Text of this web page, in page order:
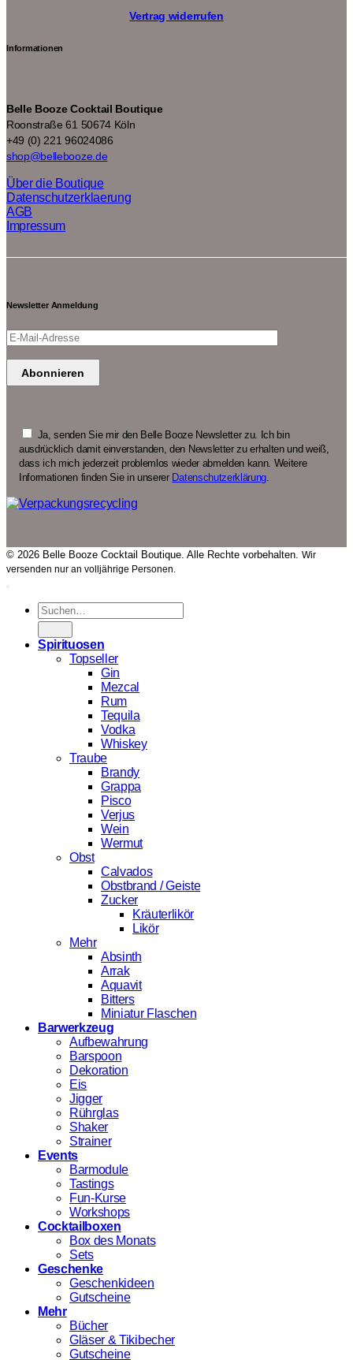
Vertrag widerrufen
Informationen
Belle Booze Cocktail Boutique
Roonstraße 61 50674 Köln
+49 (0) 221 96024086
shop@bellebooze.de
Über die Boutique
Datenschutzerklaerung
AGB
Impressum
Newsletter Anmeldung
Ja, senden Sie mir den Belle Booze Newsletter zu. Ich bin
ausdrücklich damit einverstanden, den Newsletter zu erhalten und weiß,
dass ich mich jederzeit problemlos wieder abmelden kann. Weitere
Informationen finden Sie in unserer Datenschutzerklärung
© 2026 Belle Booze Cocktail Boutique. Alle Rechte vorbehalten. Wir
versenden nur an volljährige Personen.
Suchen
nach:
Spirituosen
Topseller
Gin
Mezcal
Rum
Tequila
Vodka
Whiskey
Traube
Brandy
Grappa
Pisco
Verjus
Wein
Wermut
Obst
Calvados
Obstbrand / Geiste
Zucker
Kräuterlikör
Likör
Mehr
Absinth
Arrak
Aquavit
Bitters
Miniatur Flaschen
Barwerkzeug
Aufbewahrung
Barspoon
Dekoration
Eis
Jigger
Rührglas
Shaker
Strainer
Events
Barmodule
Tastings
Fun-Kurse
Workshops
Cocktailboxen
Box des Monats
Sets
Geschenke
Geschenkideen
Gutscheine
Mehr
Bücher
Gläser & Tikibecher
Gutscheine